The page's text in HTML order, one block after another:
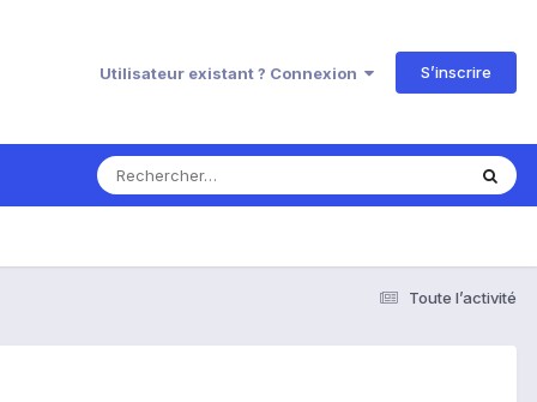
Utilisateur existant ? Connexion S’inscrire
Toute l’activité